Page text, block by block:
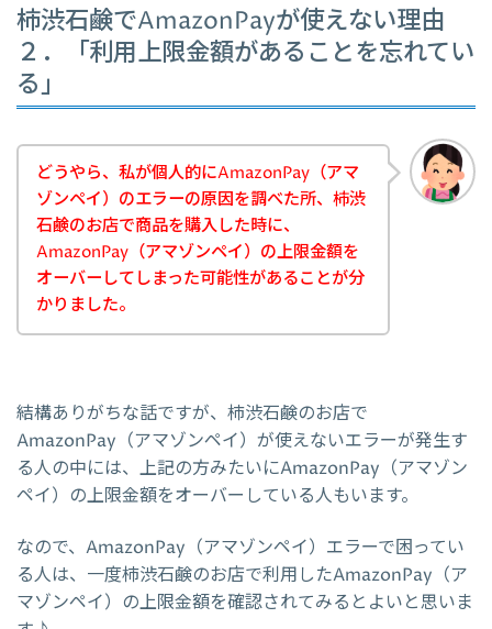
柿渋石鹸でAmazonPayが使えない理由
２．「利用上限金額があることを忘れてい
る」
どうやら、私が個人的にAmazonPay（アマ
ゾンペイ）のエラーの原因を調べた所、柿渋
石鹸のお店で商品を購入した時に、
AmazonPay（アマゾンペイ）の上限金額を
オーバーしてしまった可能性があることが分
かりました。
結構ありがちな話ですが、柿渋石鹸のお店で
AmazonPay（アマゾンペイ）が使えないエラーが発生す
る人の中には、上記の方みたいにAmazonPay（アマゾン
ペイ）の上限金額をオーバーしている人もいます。
なので、AmazonPay（アマゾンペイ）エラーで困ってい
る人は、一度柿渋石鹸のお店で利用したAmazonPay（ア
マゾンペイ）の上限金額を確認されてみるとよいと思いま